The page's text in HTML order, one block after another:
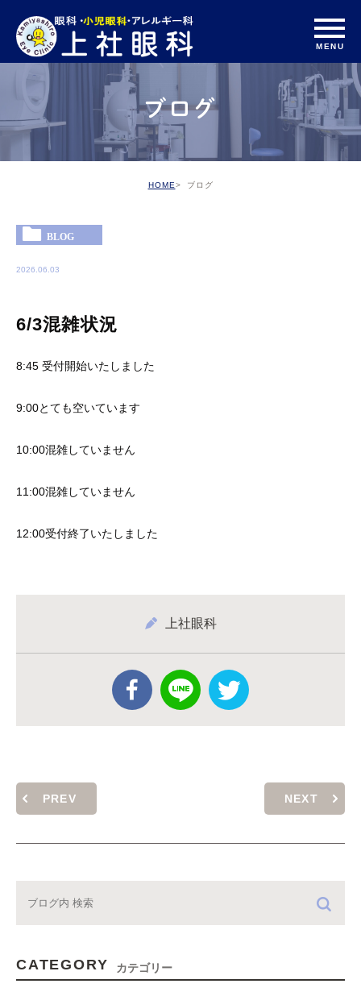
ブログ
HOME ブログ
BLOG
2026.06.03
6/3混雑状況
8:45 受付開始いたしました
9:00とても空いています
10:00混雑していません
11:00混雑していません
12:00受付終了いたしました
上社眼科
PREV NEXT
CATEGORY カテゴリー